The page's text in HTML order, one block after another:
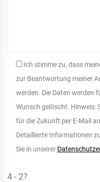
Ich stimme zu, dass
zur Beantwortung meiner
werden. Die Daten werden
Wunsch gelöscht. Hinweis:
für die Zukunft per E-Mail
Detaillierte Informationen
Sie in unserer
4 - 2?